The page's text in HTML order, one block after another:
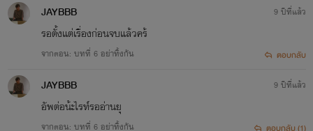
JAYBBB
รอตั้งแต่เรื่องก่อนจบแล้วคร้
จากตอน: บทที่ 6 อย่าทิ้งกัน
9 ปีที่แล้ว
ตอบกลับ
JAYBBB
อัพต่อน้ะไรท์รออ่านยุ
จากตอน: บทที่ 6 อย่าทิ้งกัน
9 ปีที่แล้ว
ตอบกลับ (1)